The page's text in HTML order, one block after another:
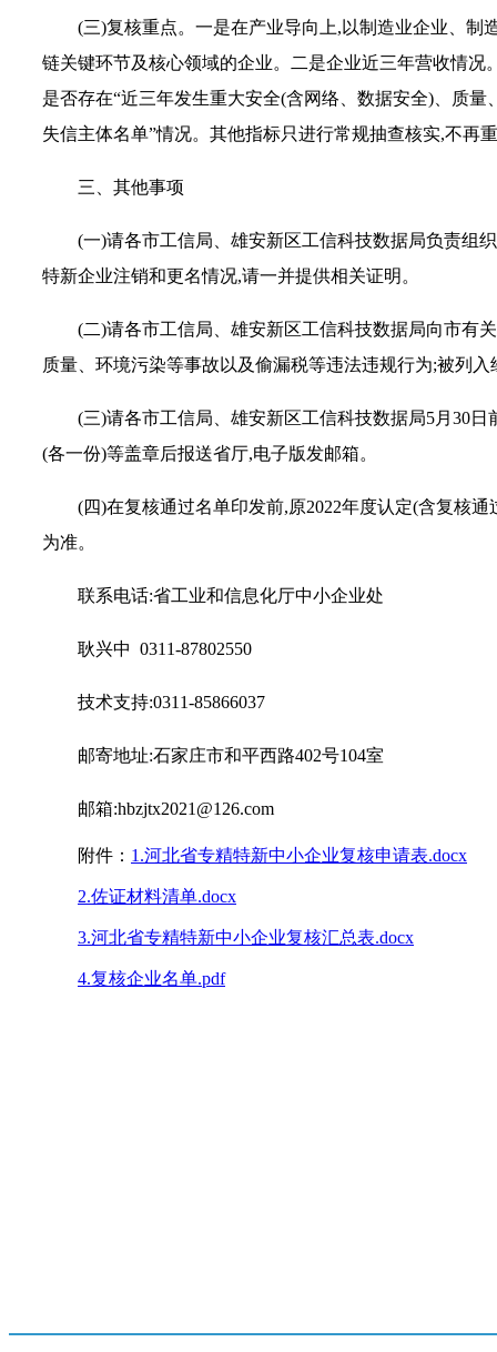
(三)复核重点。一是在产业导向上,以制造业企业、制
链关键环节及核心领域的企业。二是企业近三年营收情
是否存在“近三年发生重大安全(含网络、数据安全)、质
失信主体名单”情况。其他指标只进行常规抽查核实,不再
三、其他事项
(一)请各市工信局、雄安新区工信科技数据局负责组
特新企业注销和更名情况,请一并提供相关证明。
(二)请各市工信局、雄安新区工信科技数据局向市有
质量、环境污染等事故以及偷漏税等违法违规行为;被列
(三)请各市工信局、雄安新区工信科技数据局5月30
(各一份)等盖章后报送省厅,电子版发邮箱。
(四)在复核通过名单印发前,原2022年度认定(含复核
为准。
联系电话:省工业和信息化厅中小企业处
耿兴中 0311-87802550
技术支持:0311-85866037
邮寄地址:石家庄市和平西路402号104室
邮箱:hbzjtx2021@126.com
附件： 1.河北省专精特新中小企业复核申请表.docx
2.佐证材料清单.docx
3.河北省专精特新中小企业复核汇总表.docx
4.复核企业名单.pdf